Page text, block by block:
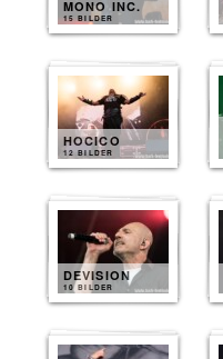
MONO INC.
15 BILDER
HOCICO
12 BILDER
DEVISION
10 BILDER